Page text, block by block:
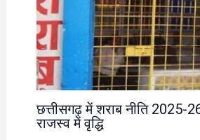
छत्तीसगढ़ में शराब नीति 2025-
राजस्व में वृद्धि